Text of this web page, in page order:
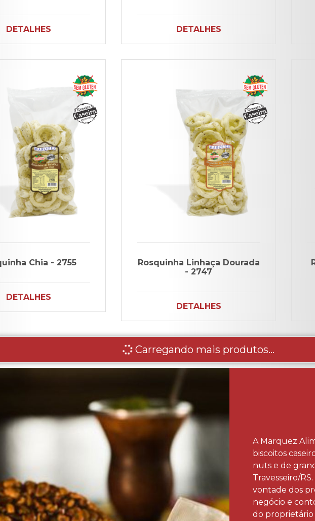
DETALHES DETALHES
Chia - 2755
DETALHES
Rosquinha Linhaça Dourada
- 2747
DETALHES
Carregando mais produtos...
A Marquez
biscoitos
nuts e de
Travesseiro/
vontade dos
negócio e
do